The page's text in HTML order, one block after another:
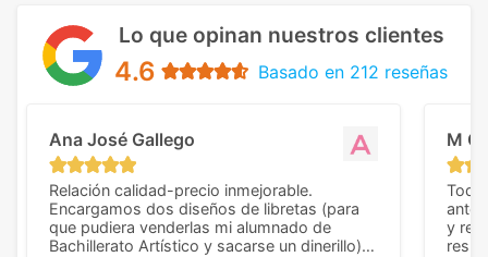
Lo que opinan nuestros clientes
4.6 Basado en 212 reseñas
Ana José Gallego
Relación calidad-precio inmejorable.
Encargamos dos diseños de libretas (para
que pudiera venderlas mi alumnado de
Bachillerato Artístico y sacarse un dinerillo) y
M C
Todo
y